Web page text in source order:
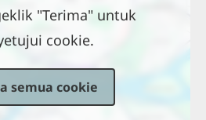
"Terima" untuk
cookie.
semua cookie